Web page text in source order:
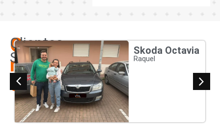
Os
nossos
clientes
Clientes
Satisfeitos
Skoda Octavia
Raquel